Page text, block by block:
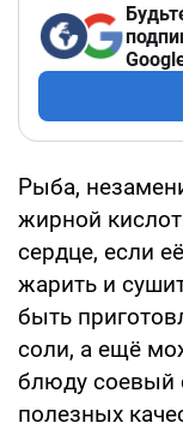
Рыба,
жирной
сердце, если
жарить и
быть
соли, а ещё
блюду соевый
полезных